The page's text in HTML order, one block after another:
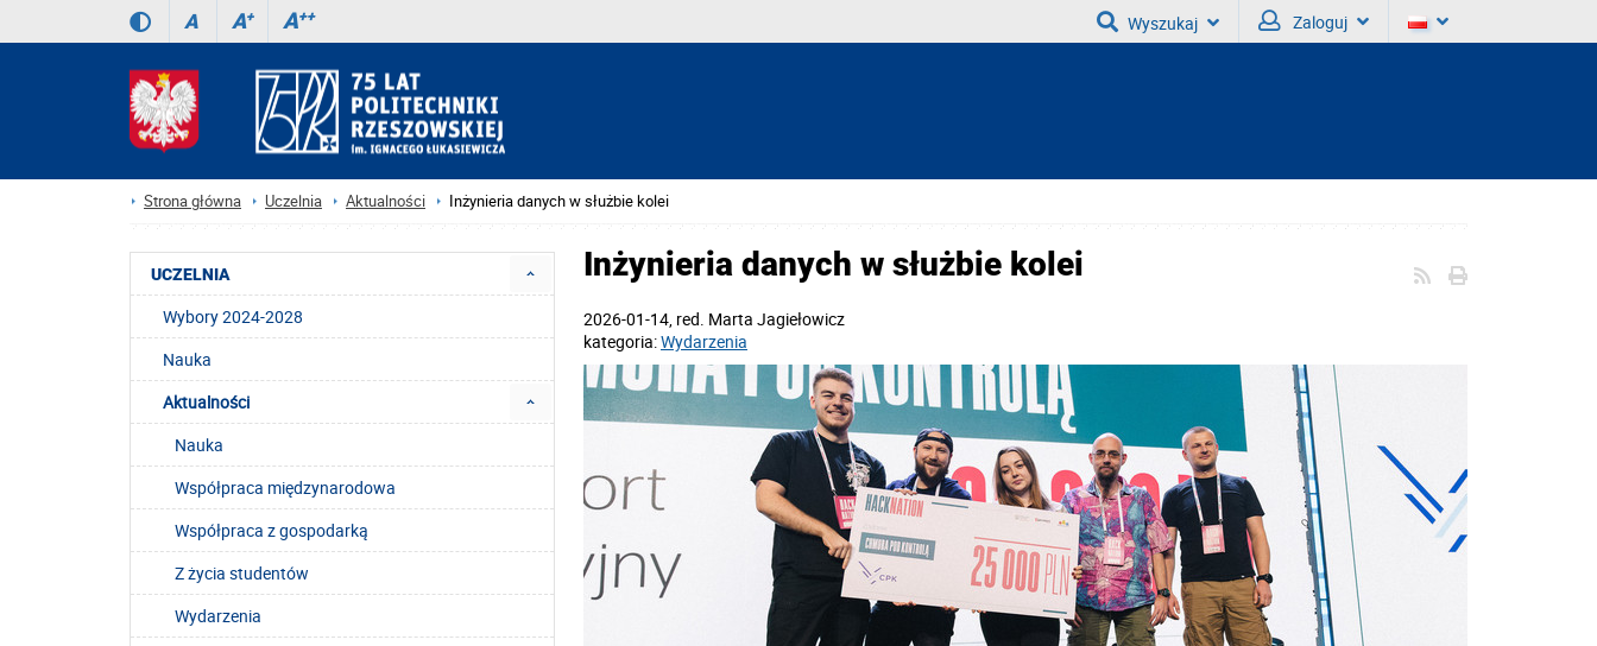
A A+ A++ Wyszukaj Zaloguj
Strona główna Uczelnia Aktualności Inżynieria danych w służbie kolei
Inżynieria danych w służbie kolei
2026-01-14, red. Marta Jagiełowicz
kategoria:Wydarzenia
UCZELNIA
Wybory 2024-2028
Nauka
Aktualności
Nauka
Współpraca międzynarodowa
Współpraca z gospodarką
Z życia studentów
Wydarzenia